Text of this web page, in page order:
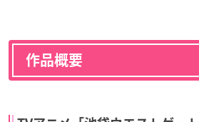
作品概要